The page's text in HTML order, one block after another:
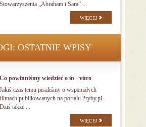
Stowarzyszenia „Abraham i Sara” ...
WIĘCEJ
OSTATNIE WPISY
Co powinniśmy wiedzieć o in - vitro
Jakiś czas temu pisaliśmy o wspaniałych
filmach publikowanych na portalu 2ryby.pl
Dziś także ...
WIĘCEJ